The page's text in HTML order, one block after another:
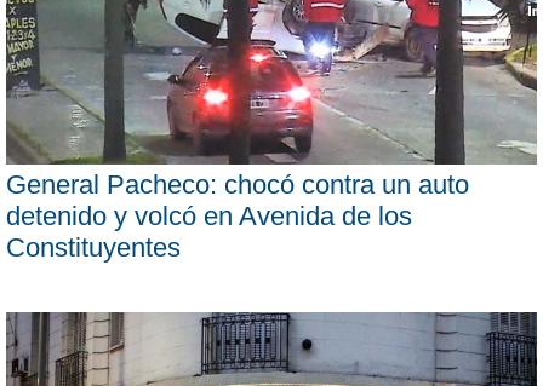
General Pacheco: chocó contra un auto
detenido y volcó en Avenida de los
Constituyentes